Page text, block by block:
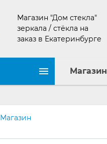
Магазин "Дом стекла"
зеркала / стёкла на
заказ в Екатеринбурге
Магазин
Магазин